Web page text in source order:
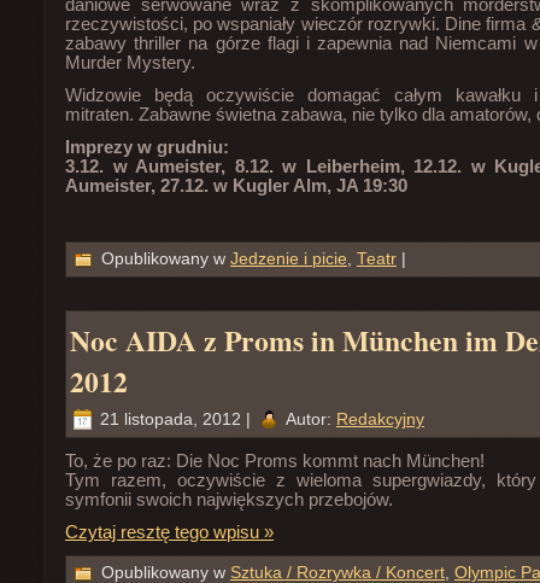
daniowe serwowane wraz z skomplikowanych
rzeczywistości, po wspaniały wieczór rozrywki. Dine firma
zabawy thriller na górze flagi i zapewnia nad Niemcami
Murder Mystery.
Widzowie będą oczywiście domagać całym kawałku
mitraten. Zabawne świetna zabawa, nie tylko dla amatorów,
Imprezy w grudniu:
3.12. w Aumeister, 8.12. w Leiberheim, 12.12. w
Aumeister, 27.12. w Kugler Alm, JA 19:30
Opublikowany w Jedzenie i picie Teatr |
Noc AIDA z Proms in München im
2012
21 listopada, 2012 | Autor: Redakcyjny
To, że po raz: Die Noc Proms kommt nach München!
Tym razem, oczywiście z wieloma supergwiazdy,
symfonii swoich największych przebojów.
Czytaj resztę tego wpisu »
Opublikowany w Sztuka / Rozrywka / Koncert Olympic